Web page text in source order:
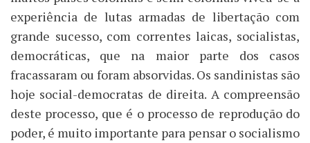
experiência de lutas armadas de libertação com
grande sucesso, com correntes laicas, socialistas,
democráticas, que na maior parte dos casos
fracassaram ou foram absorvidas. Os sandinistas são
hoje social-democratas de direita. A compreensão
deste processo, que é o processo de reprodução do
poder, é muito importante para pensar o socialismo